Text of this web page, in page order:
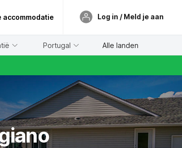
accommodatie Log in / Meld je aan
Portugal Alle landen